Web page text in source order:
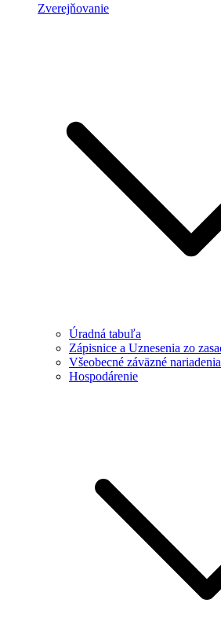
Zverejňovanie
Úradná tabuľa
Zápisnice a Uznesenia zo
Všeobecné záväzné nariadenia
Hospodárenie